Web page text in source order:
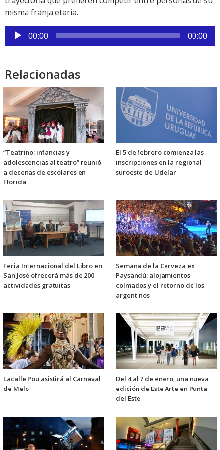
misma franja etaria.
Reproductor
de
00:00 00:00
Relacionadas
“Teatrino: infancias y
adolescencias al teatro” reunió
a decenas de escolares en
Florida
El 5 de febrero comienza las
inscripciones en la regional
suroeste de Udelar
Feria Internacional del Libro en
San José ofrecerá más de 200
actividades gratuitas
Semana de la Cerveza en
Paysandú: alojamientos
colmados y el retorno de los
argentinos
Lacalle Pou asistirá al Carnaval
de Melo
Del 4 al 7 de enero, una nueva
edición de Este Arte en Punta
del Este